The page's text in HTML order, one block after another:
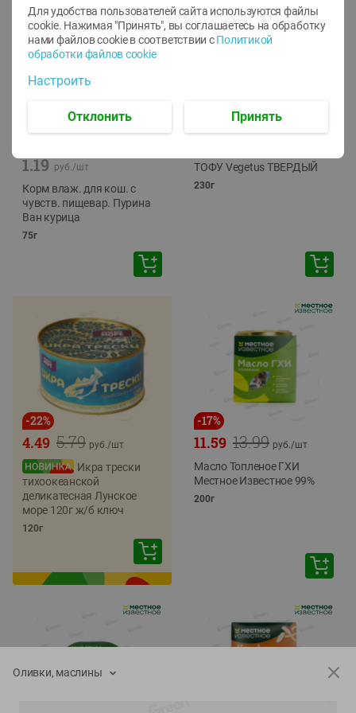
1.19 руб./шт
Корм влаж. для кош. с
чувств. пищевар. Пурина
Ван курица
75г
ТОФУ Vegetus ТВЕРДЫЙ
230г
-22%
5.79
4.49 руб./шт
Икра трески
тихоокеанской
деликатесная Лунское
море 120г ж/б ключ
120г
-17%
13.99
11.59 руб./шт
Масло Топленое ГХИ
Местное Известное 99%
200г
Оливки, маслины
Для удобства пользователей сайта используются файлы
cookie. Нажимая "Принять", вы соглашаетесь на обработку
нами файлов cookie в соответствии с Политикой
обработки файлов cookie
Настроить
Отклонить Принять